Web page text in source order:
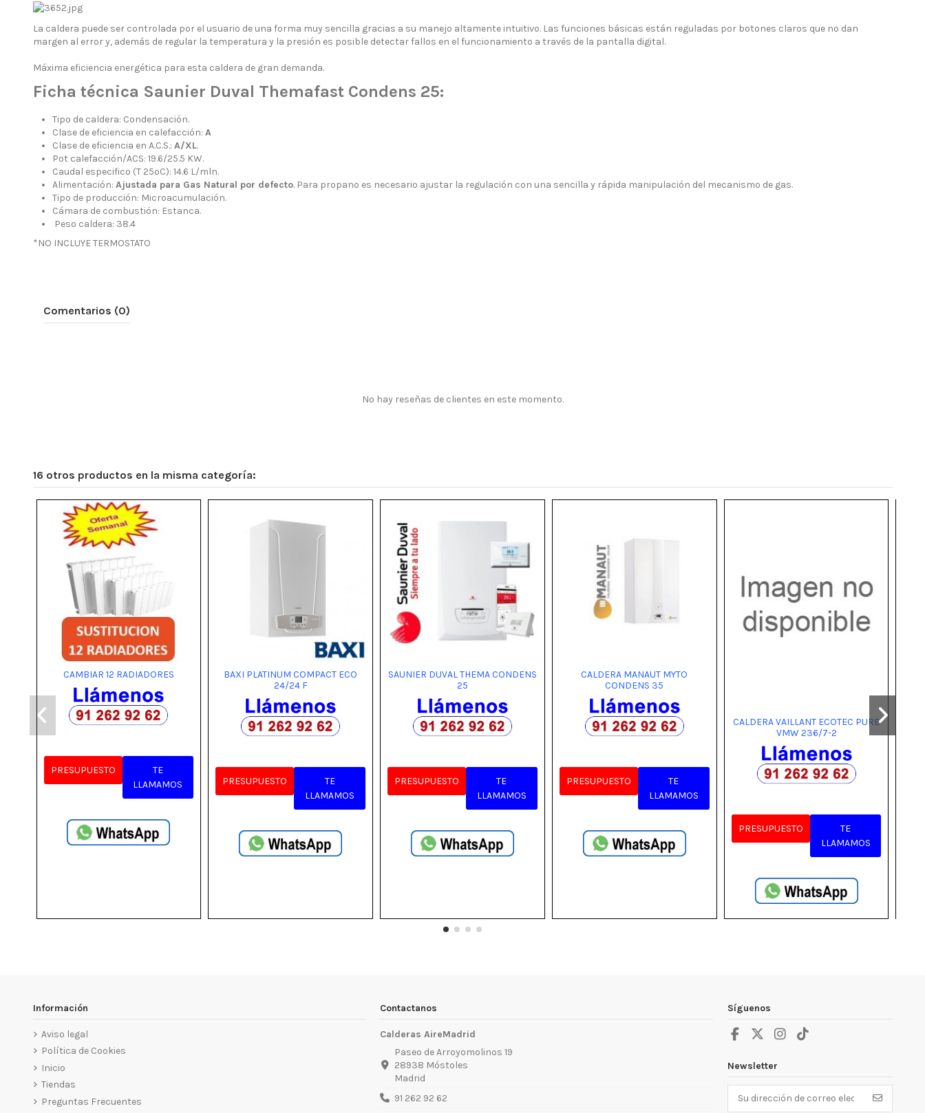
La caldera puede ser controlada por el usuario de una forma muy sencilla gracias a su manejo altamente intuitivo. Las funciones básicas están reguladas por botones claros que no dan
margen al error y, además de regular la temperatura y la presión es posible detectar fallos en el funcionamiento a través de la pantalla digital.
Máxima eficiencia energética para esta caldera de gran demanda.
Ficha técnica Saunier Duval Themafast Condens 25:
Tipo de caldera: Condensación.
Clase de eficiencia en calefacción: A
Clase de eficiencia en A.C.S.: A/XL.
Pot calefacción/ACS: 19.6/25.5 KW.
Caudal especifico (T 25ºC): 14.6 L/mln.
Alimentación: Ajustada para Gas Natural por defecto. Para propano es necesario ajustar la regulación con una sencilla y rápida manipulación del mecanismo de gas.
Tipo de producción: Microacumulación.
Cámara de combustión: Estanca.
Peso caldera: 38.4
*NO INCLUYE TERMOSTATO
Comentarios (0)
No hay reseñas de clientes en este momento.
16 otros productos en la misma categoría:
CAMBIAR 12 RADIADORES
PRESUPUESTO
TE
LLAMAMOS
BAXI PLATINUM COMPACT ECO
24/24 F
PRESUPUESTO
TE
LLAMAMOS
SAUNIER DUVAL THEMA CONDENS
25
PRESUPUESTO
TE
LLAMAMOS
CALDERA MANAUT MYTO
CONDENS 35
PRESUPUESTO
TE
LLAMAMOS
CALDERA VAILLANT ECOTEC PURE
VMW 236/7-2
PRESUPUESTO
TE
LLAMAMOS
Información
Aviso legal
Política de Cookies
Inicio
Tiendas
Preguntas Frecuentes
Contactanos
Calderas AireMadrid
Paseo de Arroyomolinos 19
28938 Móstoles
Madrid
91 262 92 62
Síguenos
Newsletter